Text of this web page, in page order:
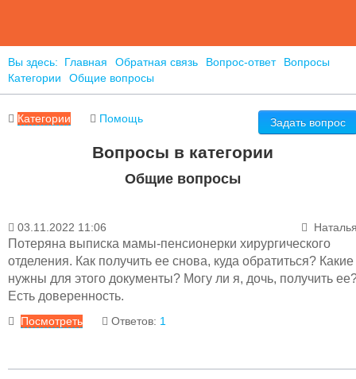
Вы здесь: Главная Обратная связь Вопрос-ответ
Вопросы
Категории
Общие вопросы
Категории Помощь Задать вопрос
Вопросы в категории
Общие вопросы
Акушерства и родовспоможения
Гинекология
Городской СПИД центр
Детство
Инфекционные отделения
Общие вопросы
дошкольного возраста "Лесной голосок"
03.11.2022 11:06
Потеряна выписка мамы-пенсионерки хирургического
отделения. Как получить ее снова, куда обратиться? Какие
нужны для этого документы? Могу ли я, дочь, получить
Есть доверенность.
Посмотреть Ответов: 1
Ответ